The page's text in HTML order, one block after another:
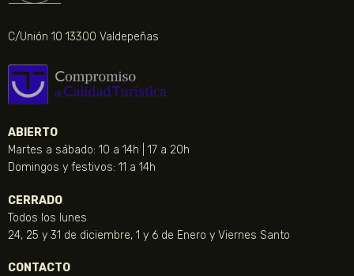
C/Unión 10 13300 Valdepeñas
ABIERTO
Martes a sábado: 10 a 14h | 17 a 20h
Domingos y festivos: 11 a 14h
CERRADO
Todos los lunes
24, 25 y 31 de diciembre, 1 y 6 de Enero y Viernes Santo
CONTACTO